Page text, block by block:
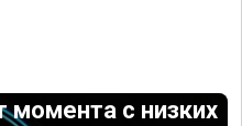
момента с низких